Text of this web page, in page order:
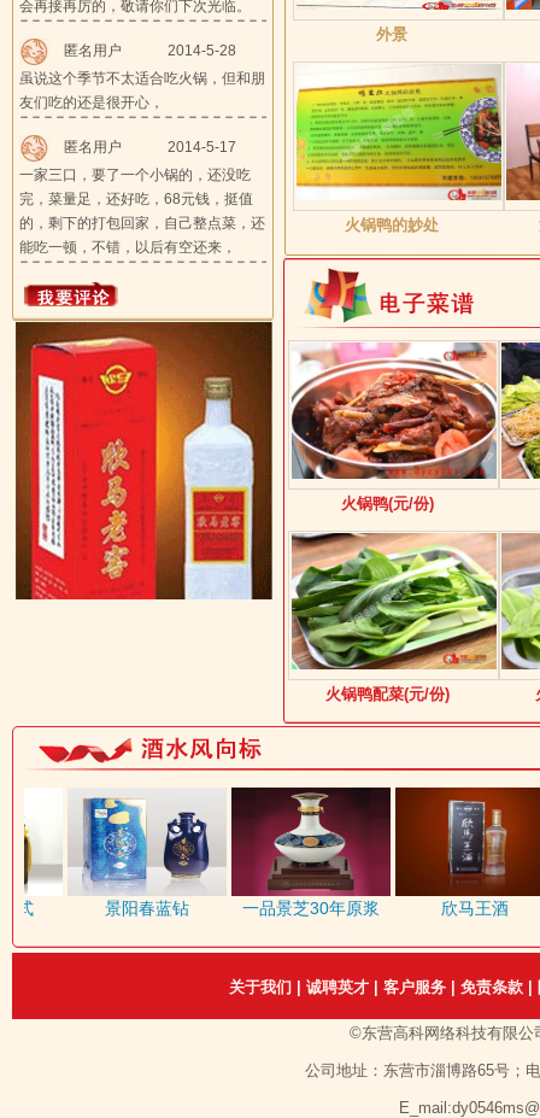
会再接再厉的，敬请你们下次光临。
匿名用户
2014-5-28
虽说这个季节不太适合吃火锅，但和朋
友们吃的还是很开心，
匿名用户
2014-5-17
一家三口，要了一个小锅的，还没吃
完，菜量足，还好吃，68元钱，挺值
的，剩下的打包回家，自己整点菜，还
能吃一顿，不错，以后有空还来，
外景
火锅鸭的妙处
火锅鸭(元/份)
火锅鸭配菜(元/份)
景阳春蓝钻 一品景芝30年原浆 欣马王酒
关于我们 诚聘英才 客户服务 免责条款
©东营高科网络科技有限公
公司地址：东营市淄博路65号；